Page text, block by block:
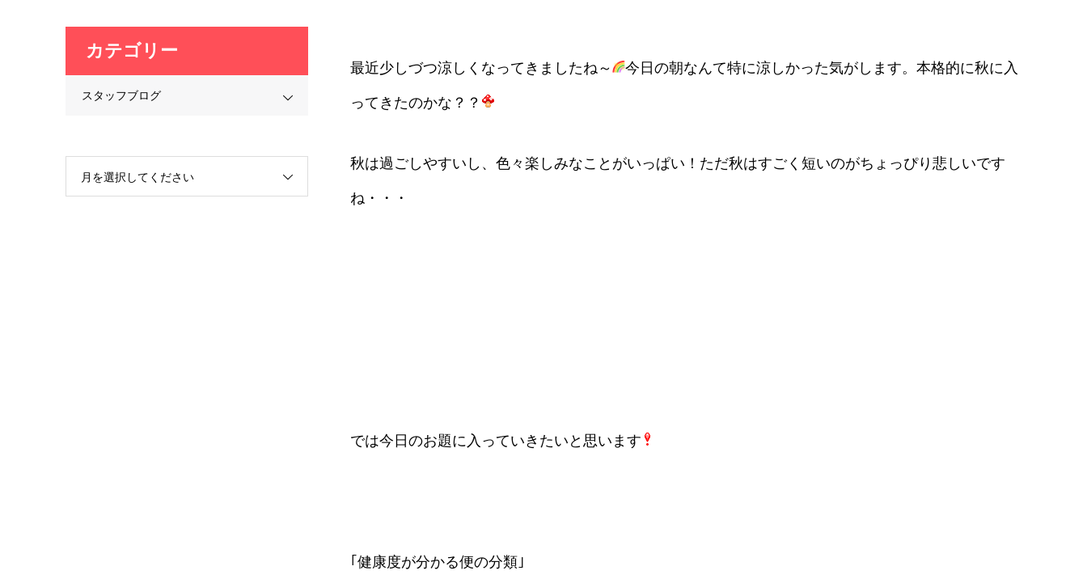
最近少しづつ涼しくなってきましたね～ 今日の朝なんて特に涼しかった気がします。本格的に秋に入
ってきたのかな？？
秋は過ごしやすいし、色々楽しみなことがいっぱい！ただ秋はすごく短いのがちょっぴり悲しいです
ね・・・
では今日のお題に入っていきたいと思います
｢健康度が分かる便の分類｣
カテゴリー
スタッフブログ
月を選択してください